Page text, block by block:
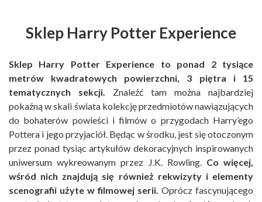
Sklep Harry Potter Experience
Sklep Harry Potter Experience to ponad 2 tysiące
metrów kwadratowych powierzchni, 3 piętra i 15
tematycznych sekcji. Znaleźć tam można najbardziej
pokaźną w skali świata kolekcję przedmiotów nawiązujących
do bohaterów powieści i filmów o przygodach Harry’ego
Pottera i jego przyjaciół. Będąc w środku, jest się otoczonym
przez ponad tysiąc artykułów dekoracyjnych inspirowanych
uniwersum wykreowanym przez J.K. Rowling. Co więcej,
wśród nich znajdują się również rekwizyty i elementy
scenografii użyte w filmowej serii. Oprócz fascynującego